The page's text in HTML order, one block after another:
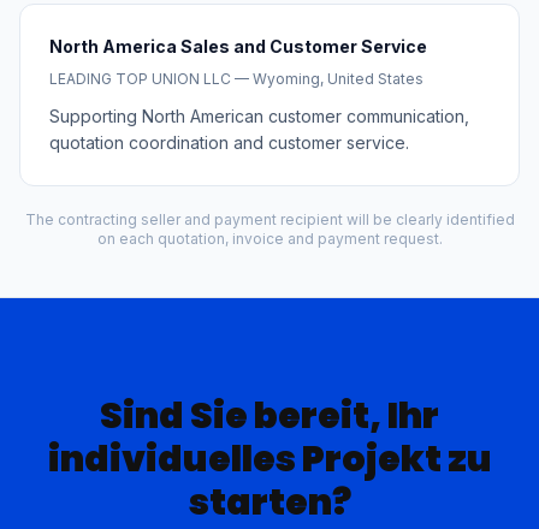
North America Sales and Customer Service
LEADING TOP UNION LLC — Wyoming, United States
Supporting North American customer communication,
quotation coordination and customer service.
The contracting seller and payment recipient will be clearly identified
on each quotation, invoice and payment request.
Sind Sie bereit, Ihr
individuelles Projekt zu
starten?